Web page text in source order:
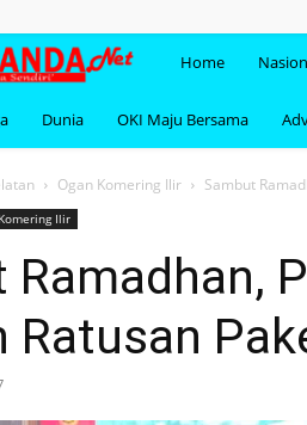
BERITAANDA.NET
Home
Dunia OKI Maju Bersama
Ogan Komering Ilir Sambut
Ilir
Ratusan